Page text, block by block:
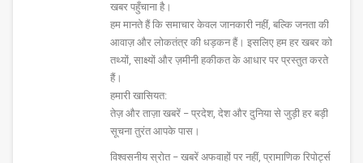
खबर पहुँचाना है।
हम मानते हैं कि समाचार केवल जानकारी नहीं, बल्कि जनता की
आवाज़ और लोकतंत्र की धड़कन हैं। इसलिए हम हर खबर को
तथ्यों, साक्ष्यों और ज़मीनी हकीकत के आधार पर प्रस्तुत करते
हैं।
हमारी खासियत:
तेज़ और ताज़ा खबरें – प्रदेश, देश और दुनिया से जुड़ी हर बड़ी
सूचना तुरंत आपके पास।
विश्वसनीय स्रोत – खबरें अफवाहों पर नहीं, प्रामाणिक रिपोर्ट्स